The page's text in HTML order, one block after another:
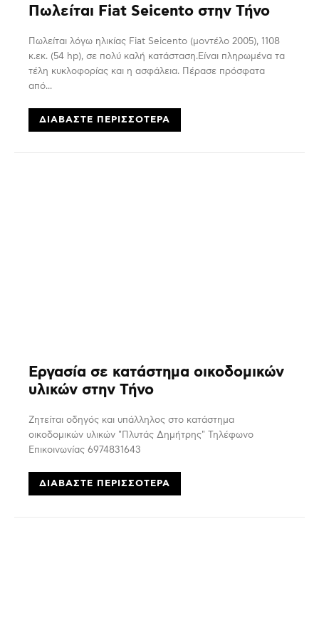
Πωλείται Fiat Seicento στην Τήνο
Πωλείται λόγω ηλικίας Fiat Seicento (μοντέλο 2005), 1108
κ.εκ. (54 hp), σε πολύ καλή κατάσταση.Είναι πληρωμένα τα
τέλη κυκλοφορίας και η ασφάλεια. Πέρασε πρόσφατα
από...
ΔΙΑΒΆΣΤΕ ΠΕΡΙΣΣΌΤΕΡΑ
Εργασία σε κατάστημα οικοδομικών
υλικών στην Τήνο
Ζητείται οδηγός και υπάλληλος στο κατάστημα
οικοδομικών υλικών "Πλυτάς Δημήτρης" Τηλέφωνο
Επικοινωνίας 6974831643
ΔΙΑΒΆΣΤΕ ΠΕΡΙΣΣΌΤΕΡΑ